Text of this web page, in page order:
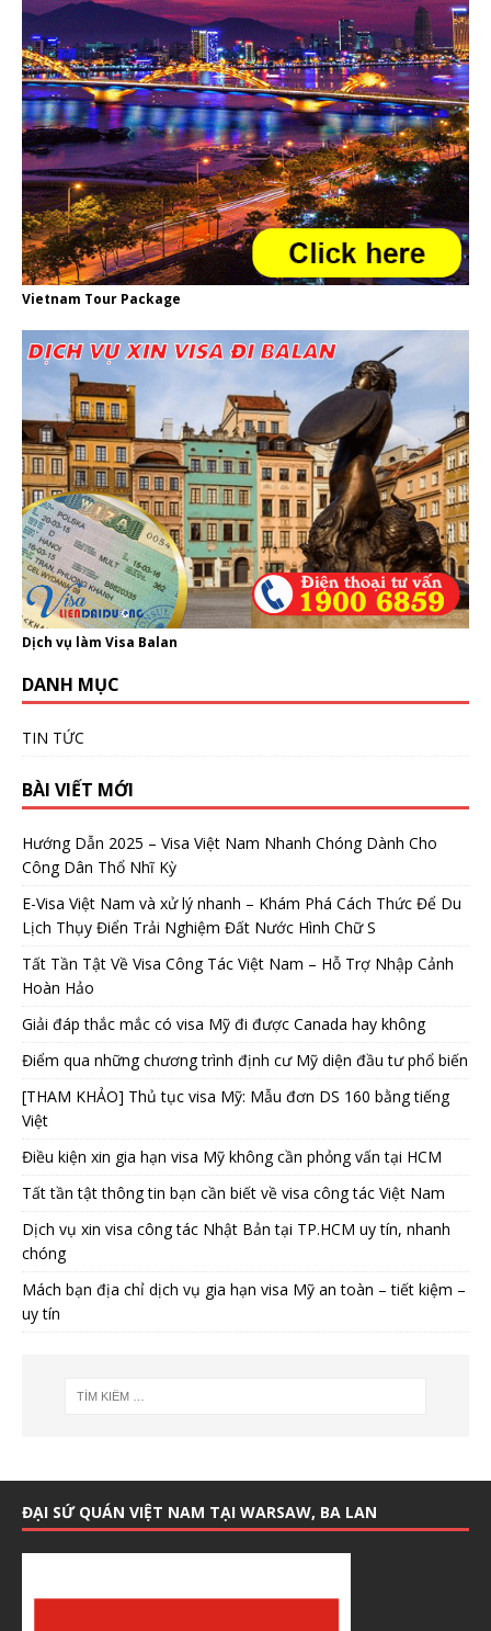
Vietnam Tour Package
Dịch vụ làm Visa Balan
DANH MỤC
TIN TỨC
BÀI VIẾT MỚI
Hướng Dẫn 2025 – Visa Việt Nam Nhanh Chóng Dành Cho
Công Dân Thổ Nhĩ Kỳ
E-Visa Việt Nam và xử lý nhanh – Khám Phá Cách Thức Để Du
Lịch Thụy Điển Trải Nghiệm Đất Nước Hình Chữ S
Tất Tần Tật Về Visa Công Tác Việt Nam – Hỗ Trợ Nhập Cảnh
Hoàn Hảo
Giải đáp thắc mắc có visa Mỹ đi được Canada hay không
Điểm qua những chương trình định cư Mỹ diện đầu tư phổ biến
[THAM KHẢO] Thủ tục visa Mỹ: Mẫu đơn DS 160 bằng tiếng
Việt
Điều kiện xin gia hạn visa Mỹ không cần phỏng vấn tại HCM
Tất tần tật thông tin bạn cần biết về visa công tác Việt Nam
Dịch vụ xin visa công tác Nhật Bản tại TP.HCM uy tín, nhanh
chóng
Mách bạn địa chỉ dịch vụ gia hạn visa Mỹ an toàn – tiết kiệm –
uy tín
ĐẠI SỨ QUÁN VIỆT NAM TẠI WARSAW, BA LAN